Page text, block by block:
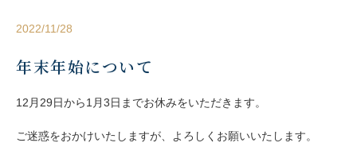
2022/11/28
年末年始について
12月29日から1月3日までお休みをいただきます。
ご迷惑をおかけいたしますが、よろしくお願いいたします。